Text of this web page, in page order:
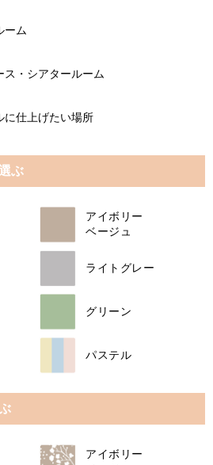
ーム
ス・シアタールーム
に仕上げたい場所
ぶ
アイボリー
ベージュ
ライトグレー
グリーン
パステル
アイボリー